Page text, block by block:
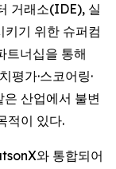
거래소(IDE), 실
기 위한 슈퍼컴
트너십을 통해
평가·스코어링·
산업에서 불변
적이 있다.
와 통합되어